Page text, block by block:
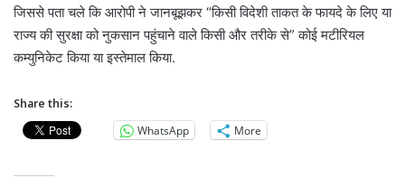
जिससे पता चले कि आरोपी ने जानबूझकर “किसी विदेशी ताकत के फायदे के लिए या
राज्य की सुरक्षा को नुकसान पहुंचाने वाले किसी और तरीके से” कोई मटीरियल
कम्युनिकेट किया या इस्तेमाल किया.
Share this:
WhatsApp
More